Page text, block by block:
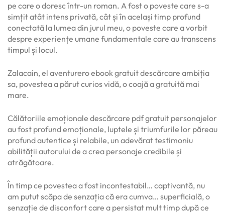
pe care o doresc într-un roman. A fost o poveste care s-a
simțit atât intens privată, cât și în același timp profund
conectată la lumea din jurul meu, o poveste care a vorbit
despre experiențe umane fundamentale care au transcens
timpul și locul.
Zalacaín, el aventurero ebook gratuit descărcare ambiția
sa, povestea a părut curios vidă, o coajă a gratuită mai
mare.
Călătoriile emoționale descărcare pdf gratuit personajelor
au fost profund emoționale, luptele și triumfurile lor păreau
profund autentice și relabile, un adevărat testimoniu
abilității autorului de a crea personaje credibile și
atrăgătoare.
În timp ce povestea a fost incontestabil… captivantă, nu
am putut scăpa de senzația că era cumva… superficială, o
senzație de disconfort care a persistat mult timp după ce